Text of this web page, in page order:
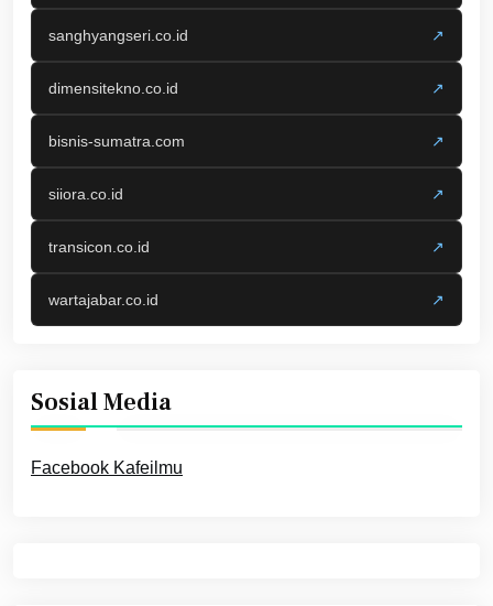
sanghyangseri.co.id ↗
dimensitekno.co.id ↗
bisnis-sumatra.com ↗
siiora.co.id ↗
transicon.co.id ↗
wartajabar.co.id ↗
Sosial Media
Facebook Kafeilmu